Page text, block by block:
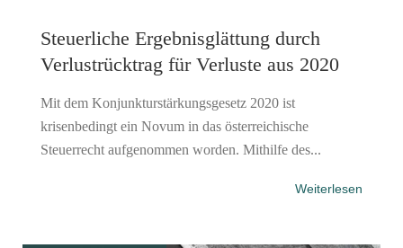
Steuerliche Ergebnisglättung durch
Verlustrücktrag für Verluste aus 2020
Mit dem Konjunkturstärkungsgesetz 2020 ist
krisenbedingt ein Novum in das österreichische
Steuerrecht aufgenommen worden. Mithilfe des...
Weiterlesen